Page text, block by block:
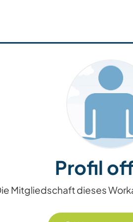
Profil
Mitgliedschaft dieses